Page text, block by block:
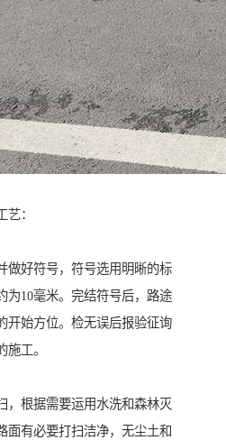
：
做好符号，符号选用明晰的标
为10毫米。完结符号后，路途
开始方位。检无误后报验征询
施工。
，根据需要运用水洗和森林灭
面有必要打扫洁净，无尘土和